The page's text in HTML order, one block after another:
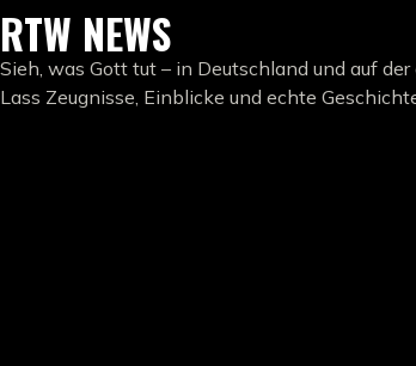
RTW NEWS
Sieh, was Gott tut – in Deutschland und auf
Lass Zeugnisse, Einblicke und echte